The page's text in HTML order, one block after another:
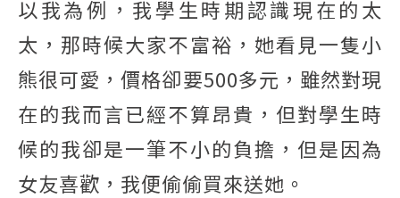
以我為例，我學生時期認識現在的太
太，那時候大家不富裕，她看見一隻小
熊很可愛，價格卻要500多元，雖然對現
在的我而言已經不算昂貴，但對學生時
候的我卻是一筆不小的負擔，但是因為
女友喜歡，我便偷偷買來送她。